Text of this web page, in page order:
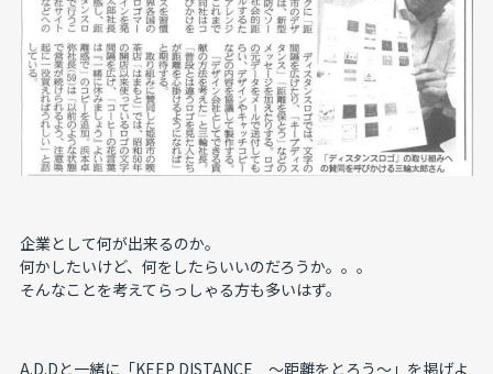
企業として何が出来るのか。
何かしたいけど、何をしたらいいのだろうか。。。
そんなことを考えてらっしゃる方も多いはず。
A.D.Dと一緒に「KEEP DISTANCE ～距離をとろう～」を掲げよ